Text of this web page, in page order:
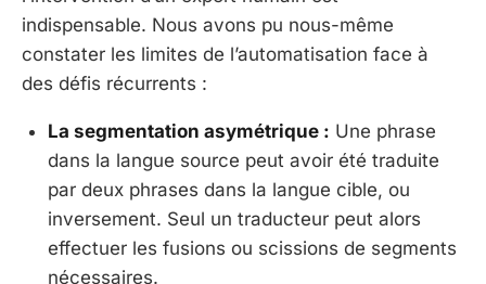
indispensable. Nous avons pu nous-même
constater les limites de l’automatisation face à
des défis récurrents :
La segmentation asymétrique : Une phrase
dans la langue source peut avoir été traduite
par deux phrases dans la langue cible, ou
inversement. Seul un traducteur peut alors
effectuer les fusions ou scissions de segments
nécessaires.